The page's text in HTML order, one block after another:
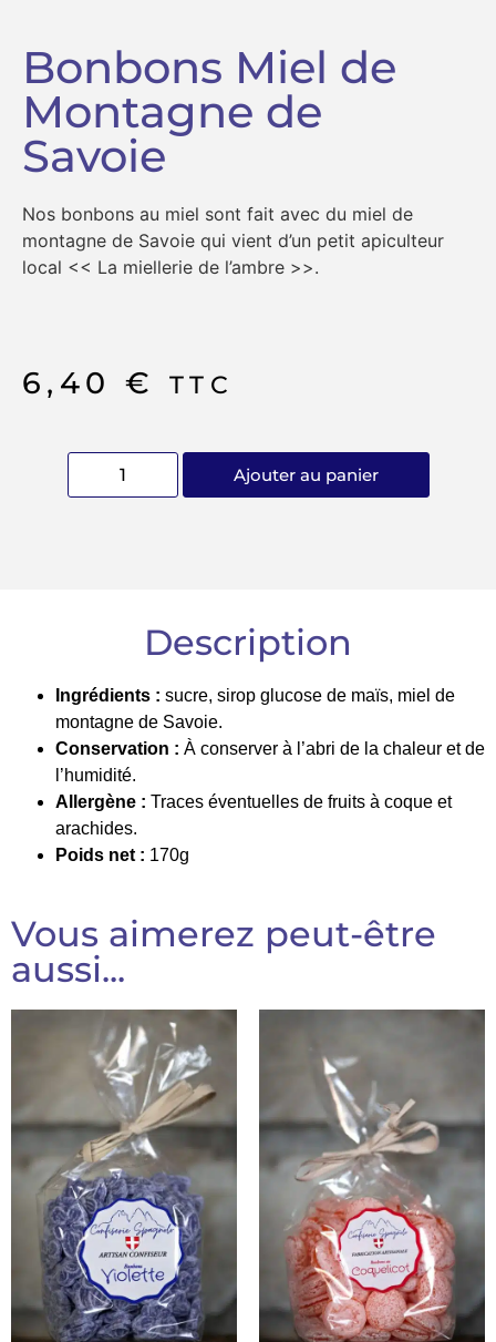
Bonbons Miel de
Montagne de
Savoie
Nos bonbons au miel sont fait avec du miel de
montagne de Savoie qui vient d’un petit apiculteur
local << La miellerie de l’ambre >>.
6,40 € TTC
Ajouter au panier
Description
Ingrédients : sucre, sirop glucose de maïs, miel de
montagne de Savoie.
Conservation : À conserver à l’abri de la chaleur et de
l’humidité.
Allergène : Traces éventuelles de fruits à coque et
arachides.
Poids net : 170g
Vous aimerez peut-être
aussi...